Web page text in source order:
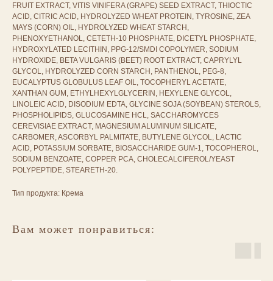
FRUIT EXTRACT, VITIS VINIFERA (GRAPE) SEED EXTRACT, THIOCTIC
ACID, CITRIC ACID, HYDROLYZED WHEAT PROTEIN, TYROSINE, ZEA
MAYS (CORN) OIL, HYDROLYZED WHEAT STARCH,
PHENOXYETHANOL, CETETH-10 PHOSPHATE, DICETYL PHOSPHATE,
HYDROXYLATED LECITHIN, PPG-12/SMDI COPOLYMER, SODIUM
HYDROXIDE, BETA VULGARIS (BEET) ROOT EXTRACT, CAPRYLYL
GLYCOL, HYDROLYZED CORN STARCH, PANTHENOL, PEG-8,
EUCALYPTUS GLOBULUS LEAF OIL, TOCOPHERYL ACETATE,
XANTHAN GUM, ETHYLHEXYLGLYCERIN, HEXYLENE GLYCOL,
LINOLEIC ACID, DISODIUM EDTA, GLYCINE SOJA (SOYBEAN) STEROLS,
PHOSPHOLIPIDS, GLUCOSAMINE HCL, SACCHAROMYCES
CEREVISIAE EXTRACT, MAGNESIUM ALUMINUM SILICATE,
CARBOMER, ASCORBYL PALMITATE, BUTYLENE GLYCOL, LACTIC
ACID, POTASSIUM SORBATE, BIOSACCHARIDE GUM-1, TOCOPHEROL,
SODIUM BENZOATE, COPPER PCA, CHOLECALCIFEROL/YEAST
POLYPEPTIDE, STEARETH-20.
Тип продукта: Крема
Вам может понравиться: